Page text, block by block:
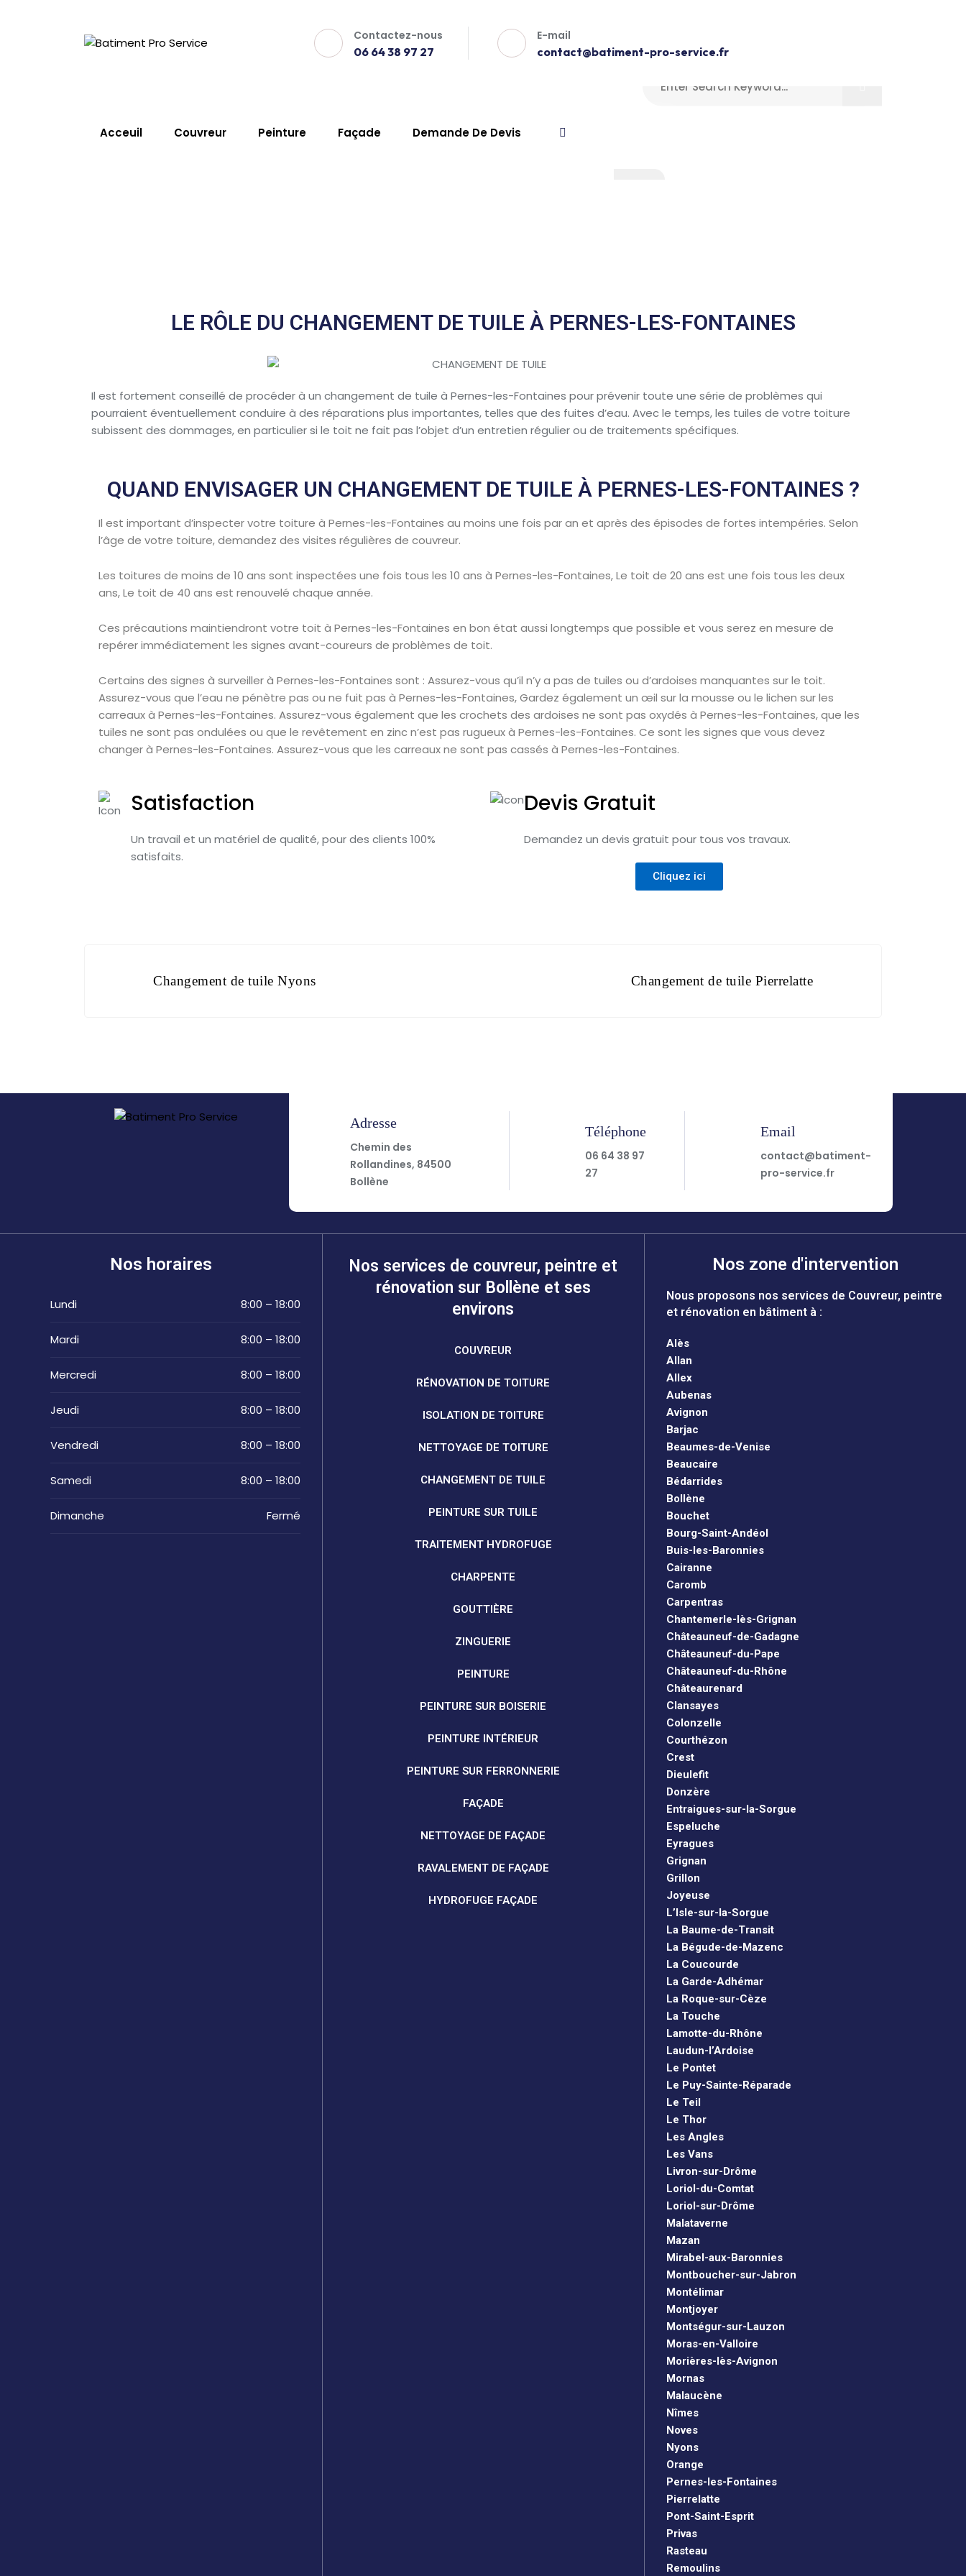
Contactez-nous
06 64 38 97 27
E-mail
contact@batiment-pro-service.fr
Acceuil Couvreur Peinture Façade Demande De Devis
LE RÔLE DU CHANGEMENT DE TUILE À PERNES-LES-FONTAINES
Il est fortement conseillé de procéder à un changement de tuile à Pernes-les-Fontaines pour prévenir toute une série de problèmes qui
pourraient éventuellement conduire à des réparations plus importantes, telles que des fuites d’eau. Avec le temps, les tuiles de votre toiture
subissent des dommages, en particulier si le toit ne fait pas l’objet d’un entretien régulier ou de traitements spécifiques.
QUAND ENVISAGER UN CHANGEMENT DE TUILE À PERNES-LES-FONTAINES ?
Il est important d’inspecter votre toiture à Pernes-les-Fontaines au moins une fois par an et après des épisodes de fortes intempéries. Selon
l’âge de votre toiture, demandez des visites régulières de couvreur.
Les toitures de moins de 10 ans sont inspectées une fois tous les 10 ans à Pernes-les-Fontaines, Le toit de 20 ans est une fois tous les deux
ans, Le toit de 40 ans est renouvelé chaque année.
Ces précautions maintiendront votre toit à Pernes-les-Fontaines en bon état aussi longtemps que possible et vous serez en mesure de
repérer immédiatement les signes avant-coureurs de problèmes de toit.
Certains des signes à surveiller à Pernes-les-Fontaines sont : Assurez-vous qu’il n’y a pas de tuiles ou d’ardoises manquantes sur le toit.
Assurez-vous que l’eau ne pénètre pas ou ne fuit pas à Pernes-les-Fontaines, Gardez également un œil sur la mousse ou le lichen sur les
carreaux à Pernes-les-Fontaines. Assurez-vous également que les crochets des ardoises ne sont pas oxydés à Pernes-les-Fontaines, que les
tuiles ne sont pas ondulées ou que le revêtement en zinc n’est pas rugueux à Pernes-les-Fontaines. Ce sont les signes que vous devez
changer à Pernes-les-Fontaines. Assurez-vous que les carreaux ne sont pas cassés à Pernes-les-Fontaines.
Satisfaction
Un travail et un matériel de qualité, pour des clients 100%
satisfaits.
Devis Gratuit
Demandez un devis gratuit pour tous vos travaux.
Cliquez ici
Changement de tuile Nyons Changement de tuile Pierrelatte
Adresse
Chemin des
Rollandines, 84500
Bollène
Téléphone
06 64 38 97
27
Email
contact@batiment-
pro-service.fr
Nos horaires
Lundi 8:00 – 18:00
Mardi 8:00 – 18:00
Mercredi 8:00 – 18:00
Jeudi 8:00 – 18:00
Vendredi 8:00 – 18:00
Samedi 8:00 – 18:00
Dimanche Fermé
Nos services de couvreur, peintre et
rénovation sur Bollène et ses
environs
COUVREUR
RÉNOVATION DE TOITURE
ISOLATION DE TOITURE
NETTOYAGE DE TOITURE
CHANGEMENT DE TUILE
PEINTURE SUR TUILE
TRAITEMENT HYDROFUGE
CHARPENTE
GOUTTIÈRE
ZINGUERIE
PEINTURE
PEINTURE SUR BOISERIE
PEINTURE INTÉRIEUR
PEINTURE SUR FERRONNERIE
FAÇADE
NETTOYAGE DE FAÇADE
RAVALEMENT DE FAÇADE
HYDROFUGE FAÇADE
Nos zone d'intervention
Nous proposons nos services de Couvreur, peintre
et rénovation en bâtiment à :
Alès
Allan
Allex
Aubenas
Avignon
Barjac
Beaumes-de-Venise
Beaucaire
Bédarrides
Bollène
Bouchet
Bourg-Saint-Andéol
Buis-les-Baronnies
Cairanne
Caromb
Carpentras
Chantemerle-lès-Grignan
Châteauneuf-de-Gadagne
Châteauneuf-du-Pape
Châteauneuf-du-Rhône
Châteaurenard
Clansayes
Colonzelle
Courthézon
Crest
Dieulefit
Donzère
Entraigues-sur-la-Sorgue
Espeluche
Eyragues
Grignan
Grillon
Joyeuse
L’Isle-sur-la-Sorgue
La Baume-de-Transit
La Bégude-de-Mazenc
La Coucourde
La Garde-Adhémar
La Roque-sur-Cèze
La Touche
Lamotte-du-Rhône
Laudun-l’Ardoise
Le Pontet
Le Puy-Sainte-Réparade
Le Teil
Le Thor
Les Angles
Les Vans
Livron-sur-Drôme
Loriol-du-Comtat
Loriol-sur-Drôme
Malataverne
Mazan
Mirabel-aux-Baronnies
Montboucher-sur-Jabron
Montélimar
Montjoyer
Montségur-sur-Lauzon
Moras-en-Valloire
Morières-lès-Avignon
Mornas
Malaucène
Nîmes
Noves
Nyons
Orange
Pernes-les-Fontaines
Pierrelatte
Pont-Saint-Esprit
Privas
Rasteau
Remoulins